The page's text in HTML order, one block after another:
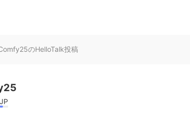
のHelloTalk投稿
JP